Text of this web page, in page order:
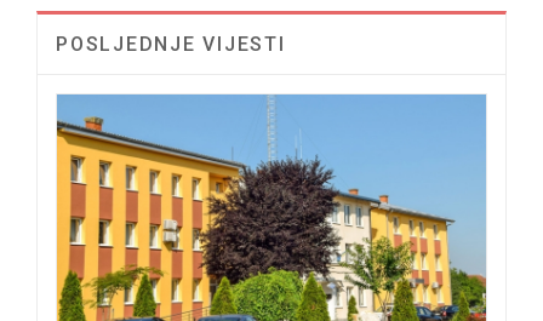
POSLJEDNJE VIJESTI